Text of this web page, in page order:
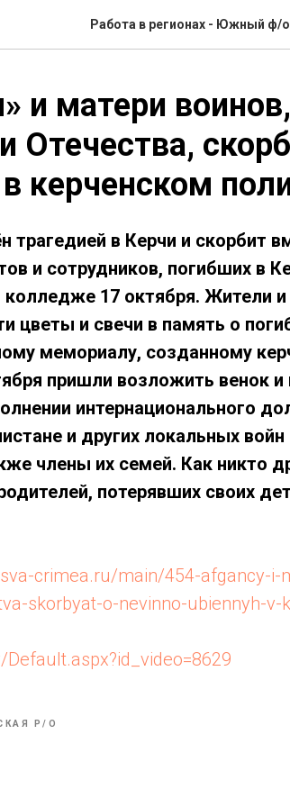
Работа в регионах - Южный ф/о
и матери
Отечества,
керченском
трагедией в Керчи и скорбит
и сотрудников, погибших в
колледже 17 октября. Жители и
цветы и свечи в память о
мемориалу, созданному
пришли возложить венок и
интернационального
и других локальных
члены их семей. Как никто
потерявших своих
crimea.ru/main/454-afgancy-i-
skorbyat-o-nevinno-ubiennyh-
Р/О